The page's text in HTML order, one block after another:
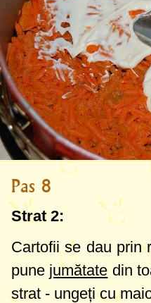
Pas 8
Strat 2:
Cartofii se dau prin
pune jumătate din
strat - ungeți cu